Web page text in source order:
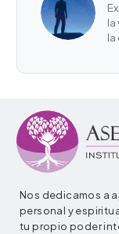
Nos dedicamos a
personal y
tu propio poder